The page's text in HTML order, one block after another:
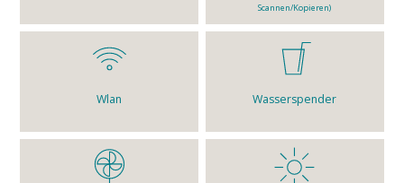
Scannen/­Kopieren)
Wlan Wasserspender